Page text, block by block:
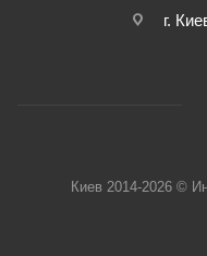
г.
Киев 2014-2026 ©